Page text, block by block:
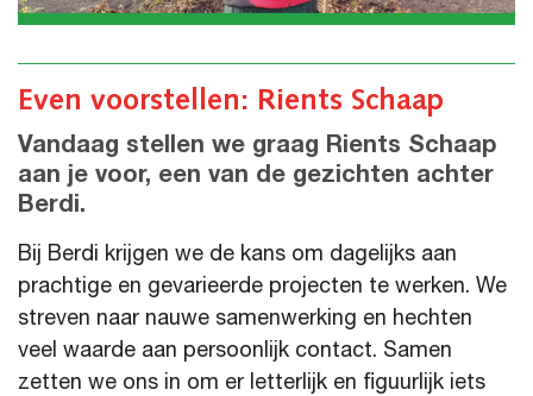
Even voorstellen: Rients Schaap
Vandaag stellen we graag Rients Schaap
aan je voor, een van de gezichten achter
Berdi.
Bij Berdi krijgen we de kans om dagelijks aan
prachtige en gevarieerde projecten te werken. We
streven naar nauwe samenwerking en hechten
veel waarde aan persoonlijk contact. Samen
zetten we ons in om er letterlijk en figuurlijk iets